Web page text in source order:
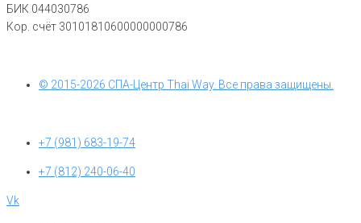
БИК 044030786
Кор. счёт 30101810600000000786
© 2015-2026 СПА-Центр Thai Way. Все права защищены.
+7 (981) 683-19-74
+7 (812) 240-06-40
Vk